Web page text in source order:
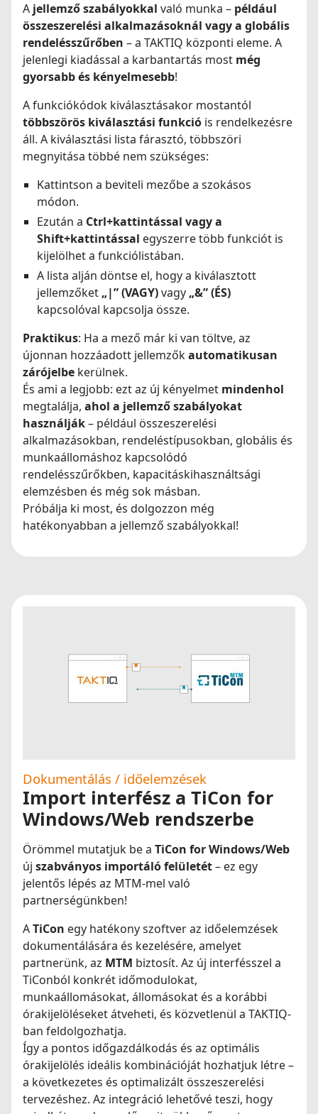
A jellemző szabályokkal való munka – például
összeszerelési alkalmazásoknál vagy a globális
rendelésszűrőben – a TAKTIQ központi eleme. A
jelenlegi kiadással a karbantartás most még
gyorsabb és kényelmesebb!
A funkciókódok kiválasztásakor mostantól
többszörös kiválasztási funkció is rendelkezésre
áll. A kiválasztási lista fárasztó, többszöri
megnyitása többé nem szükséges:
Kattintson a beviteli mezőbe a szokásos
módon.
Ezután a Ctrl+kattintással vagy a
Shift+kattintással egyszerre több funkciót is
kijelölhet a funkciólistában.
A lista alján döntse el, hogy a kiválasztott
jellemzőket „|” (VAGY)vagy „&” (ÉS)
kapcsolóval kapcsolja össze.
Praktikus: Ha a mező már ki van töltve, az
újonnan hozzáadott jellemzőkautomatikusan
zárójelbe kerülnek.
És ami a legjobb: ezt az új kényelmet mindenhol
megtalálja, ahol a jellemző szabályokat
használják– például összeszerelési
alkalmazásokban, rendeléstípusokban, globális és
munkaállomáshoz kapcsolódó
rendelésszűrőkben, kapacitáskihasználtsági
elemzésben és még sok másban.
Próbálja ki most, és dolgozzon még
hatékonyabban a jellemző szabályokkal!
Dokumentálás / időelemzések
Import interfész a TiCon for
Windows/Web rendszerbe
Örömmel mutatjuk be a TiCon for Windows/Web
új szabványos importáló felületét– ez egy
jelentős lépés az MTM-mel való
partnerségünkben!
ATiCon egy hatékony szoftver az időelemzések
dokumentálására és kezelésére, amelyet
partnerünk, az MTM biztosít. Az új interfésszel a
TiConból konkrét időmodulokat,
munkaállomásokat, állomásokat és a korábbi
órakijelöléseketátveheti, és közvetlenül a TAKTIQ-
ban feldolgozhatja.
Így a pontos időgazdálkodás és az optimális
órakijelölés ideális kombinációját hozhatjuk létre –
a következetes és optimalizált összeszerelési
tervezéshez. Az integráció lehetővé teszi, hogy